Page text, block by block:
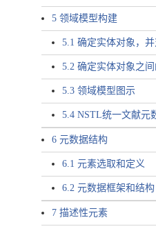
5 领域模型构建
5.1 确定实体对象，
5.2 确定实体对象之
5.3 领域模型图示
5.4 NSTL统一文献元
6 元数据结构
6.1 元素选取和定义
6.2 元数据框架和结构
7 描述性元素